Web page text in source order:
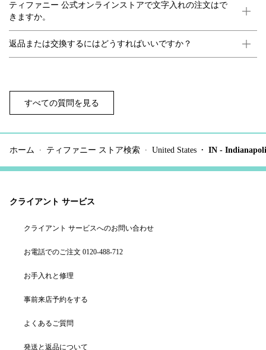
ティファニー 公式オンラインストアで文字入れの注文はで
きますか。
返品または交換するにはどうすればいいですか？
すべての質問を見る
ホーム ティファニー ストア検索 United States IN -
クライアント サービス
クライアント サービスへのお問い合わせ
お電話でのご注文 0120-488-712
お手入れと修理
事前来店予約をする
よくあるご質問
発送と返品について